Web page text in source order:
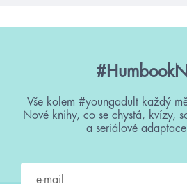
Vše kolem #youngadult každý
Nové knihy, co se chystá, kvízy,
a seriálové